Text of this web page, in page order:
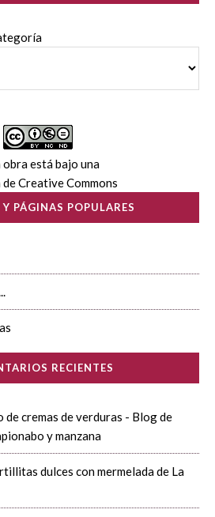
obra está bajo una
de Creative Commons
Y PÁGINAS POPULARES
RECIENTES
cremas de verduras - Blog de
y manzana
dulces con mermelada de La